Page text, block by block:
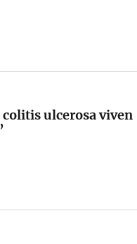
ulcerosa viven